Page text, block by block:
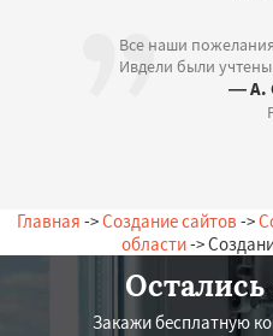
Все наши
Ивдели были
— А.
Главная ->Создание сайтов ->
области->
Закажи бесплатную